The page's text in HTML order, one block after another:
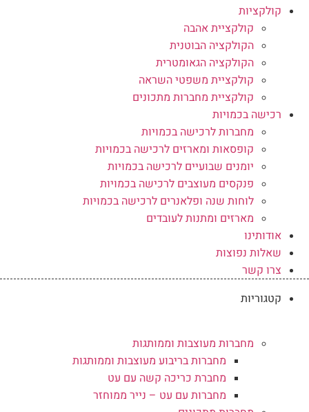
קולקציות
קולקציית אהבה
הקולקציה הבוטנית
הקולקציה הגאומטרית
קולקציית משפטי השראה
קולקציית מחברות מתכונים
רכישה בכמויות
מחברות לרכישה בכמויות
קופסאות ומארזים לרכישה בכמויות
יומנים שבועיים לרכישה בכמויות
פנקסים מעוצבים לרכישה בכמויות
לוחות שנה ופלאנרים לרכישה בכמויות
מארזים ומתנות לעובדים
אודותינו
שאלות נפוצות
צרו קשר
קטגוריות
מחברות מעוצבות וממותגות
מחברות בריבוע מעוצבות וממותגות
מחברת כריכה קשה עם עט
מחברות עם עט – נייר ממוחזר